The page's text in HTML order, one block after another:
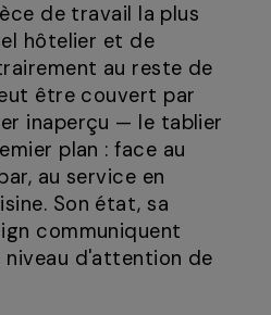
de travail la plus
hôtelier et de
au reste de
être couvert par
inaperçu — le tablier
plan : face au
au service en
Son état, sa
communiquent
niveau d'attention de